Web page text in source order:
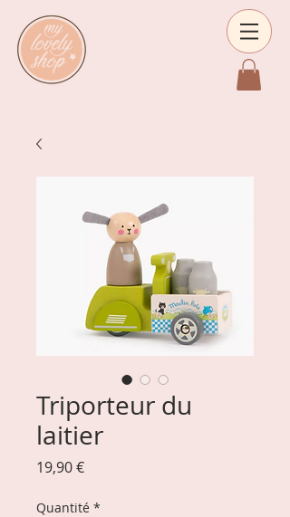
Triporteur du
laitier
19,90 €Prix
Quantité *